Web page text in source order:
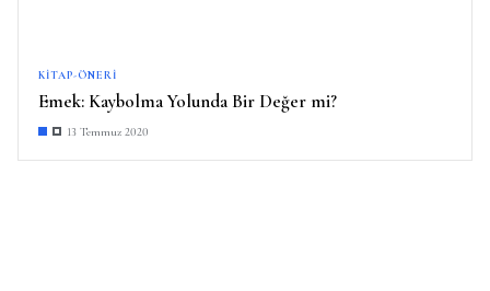
KITAP-ÖNERI
Emek: Kaybolma Yolunda Bir Değer mi?
13 Temmuz 2020